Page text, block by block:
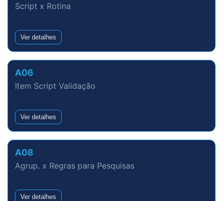
Script x Rotina
Ver detalhes
A06
Item Script Validação
Ver detalhes
A08
Agrup. x Regras para Pesquisas
Ver detalhes